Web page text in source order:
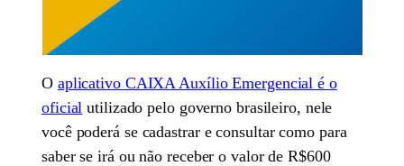
O aplicativo CAIXA Auxílio Emergencial é o
oficial utilizado pelo governo brasileiro, nele
você poderá se cadastrar e consultar como para
saber se irá ou não receber o valor de R$600